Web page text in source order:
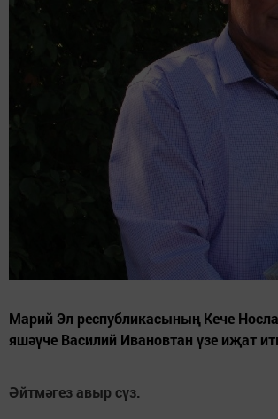
Марий Эл республикасының Кече
яшәүче Василий Ивановтан үзе иҗат
Әйтмәгез авыр сүз.